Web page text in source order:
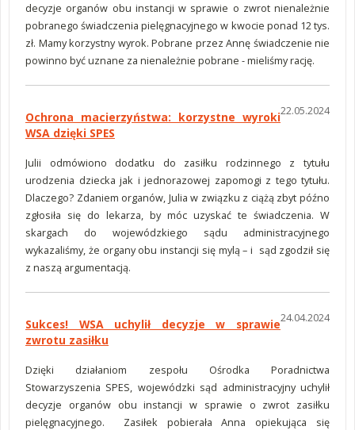
decyzje organów obu instancji w sprawie o zwrot nienależnie
pobranego świadczenia pielęgnacyjnego w kwocie ponad 12 tys.
zł. Mamy korzystny wyrok. Pobrane przez Annę świadczenie nie
powinno być uznane za nienależnie pobrane - mieliśmy rację.
22.05.2024
Ochrona macierzyństwa: korzystne wyroki
WSA dzięki SPES
Julii odmówiono dodatku do zasiłku rodzinnego z tytułu
urodzenia dziecka jak i jednorazowej zapomogi z tego tytułu.
Dlaczego? Zdaniem organów, Julia w związku z ciążą zbyt późno
zgłosiła się do lekarza, by móc uzyskać te świadczenia. W
skargach do wojewódzkiego sądu administracyjnego
wykazaliśmy, że organy obu instancji się mylą – i sąd zgodził się
z naszą argumentacją.
24.04.2024
Sukces! WSA uchylił decyzje w sprawie
zwrotu zasiłku
Dzięki działaniom zespołu Ośrodka Poradnictwa
Stowarzyszenia SPES, wojewódzki sąd administracyjny uchylił
decyzje organów obu instancji w sprawie o zwrot zasiłku
pielęgnacyjnego. Zasiłek pobierała Anna opiekująca się